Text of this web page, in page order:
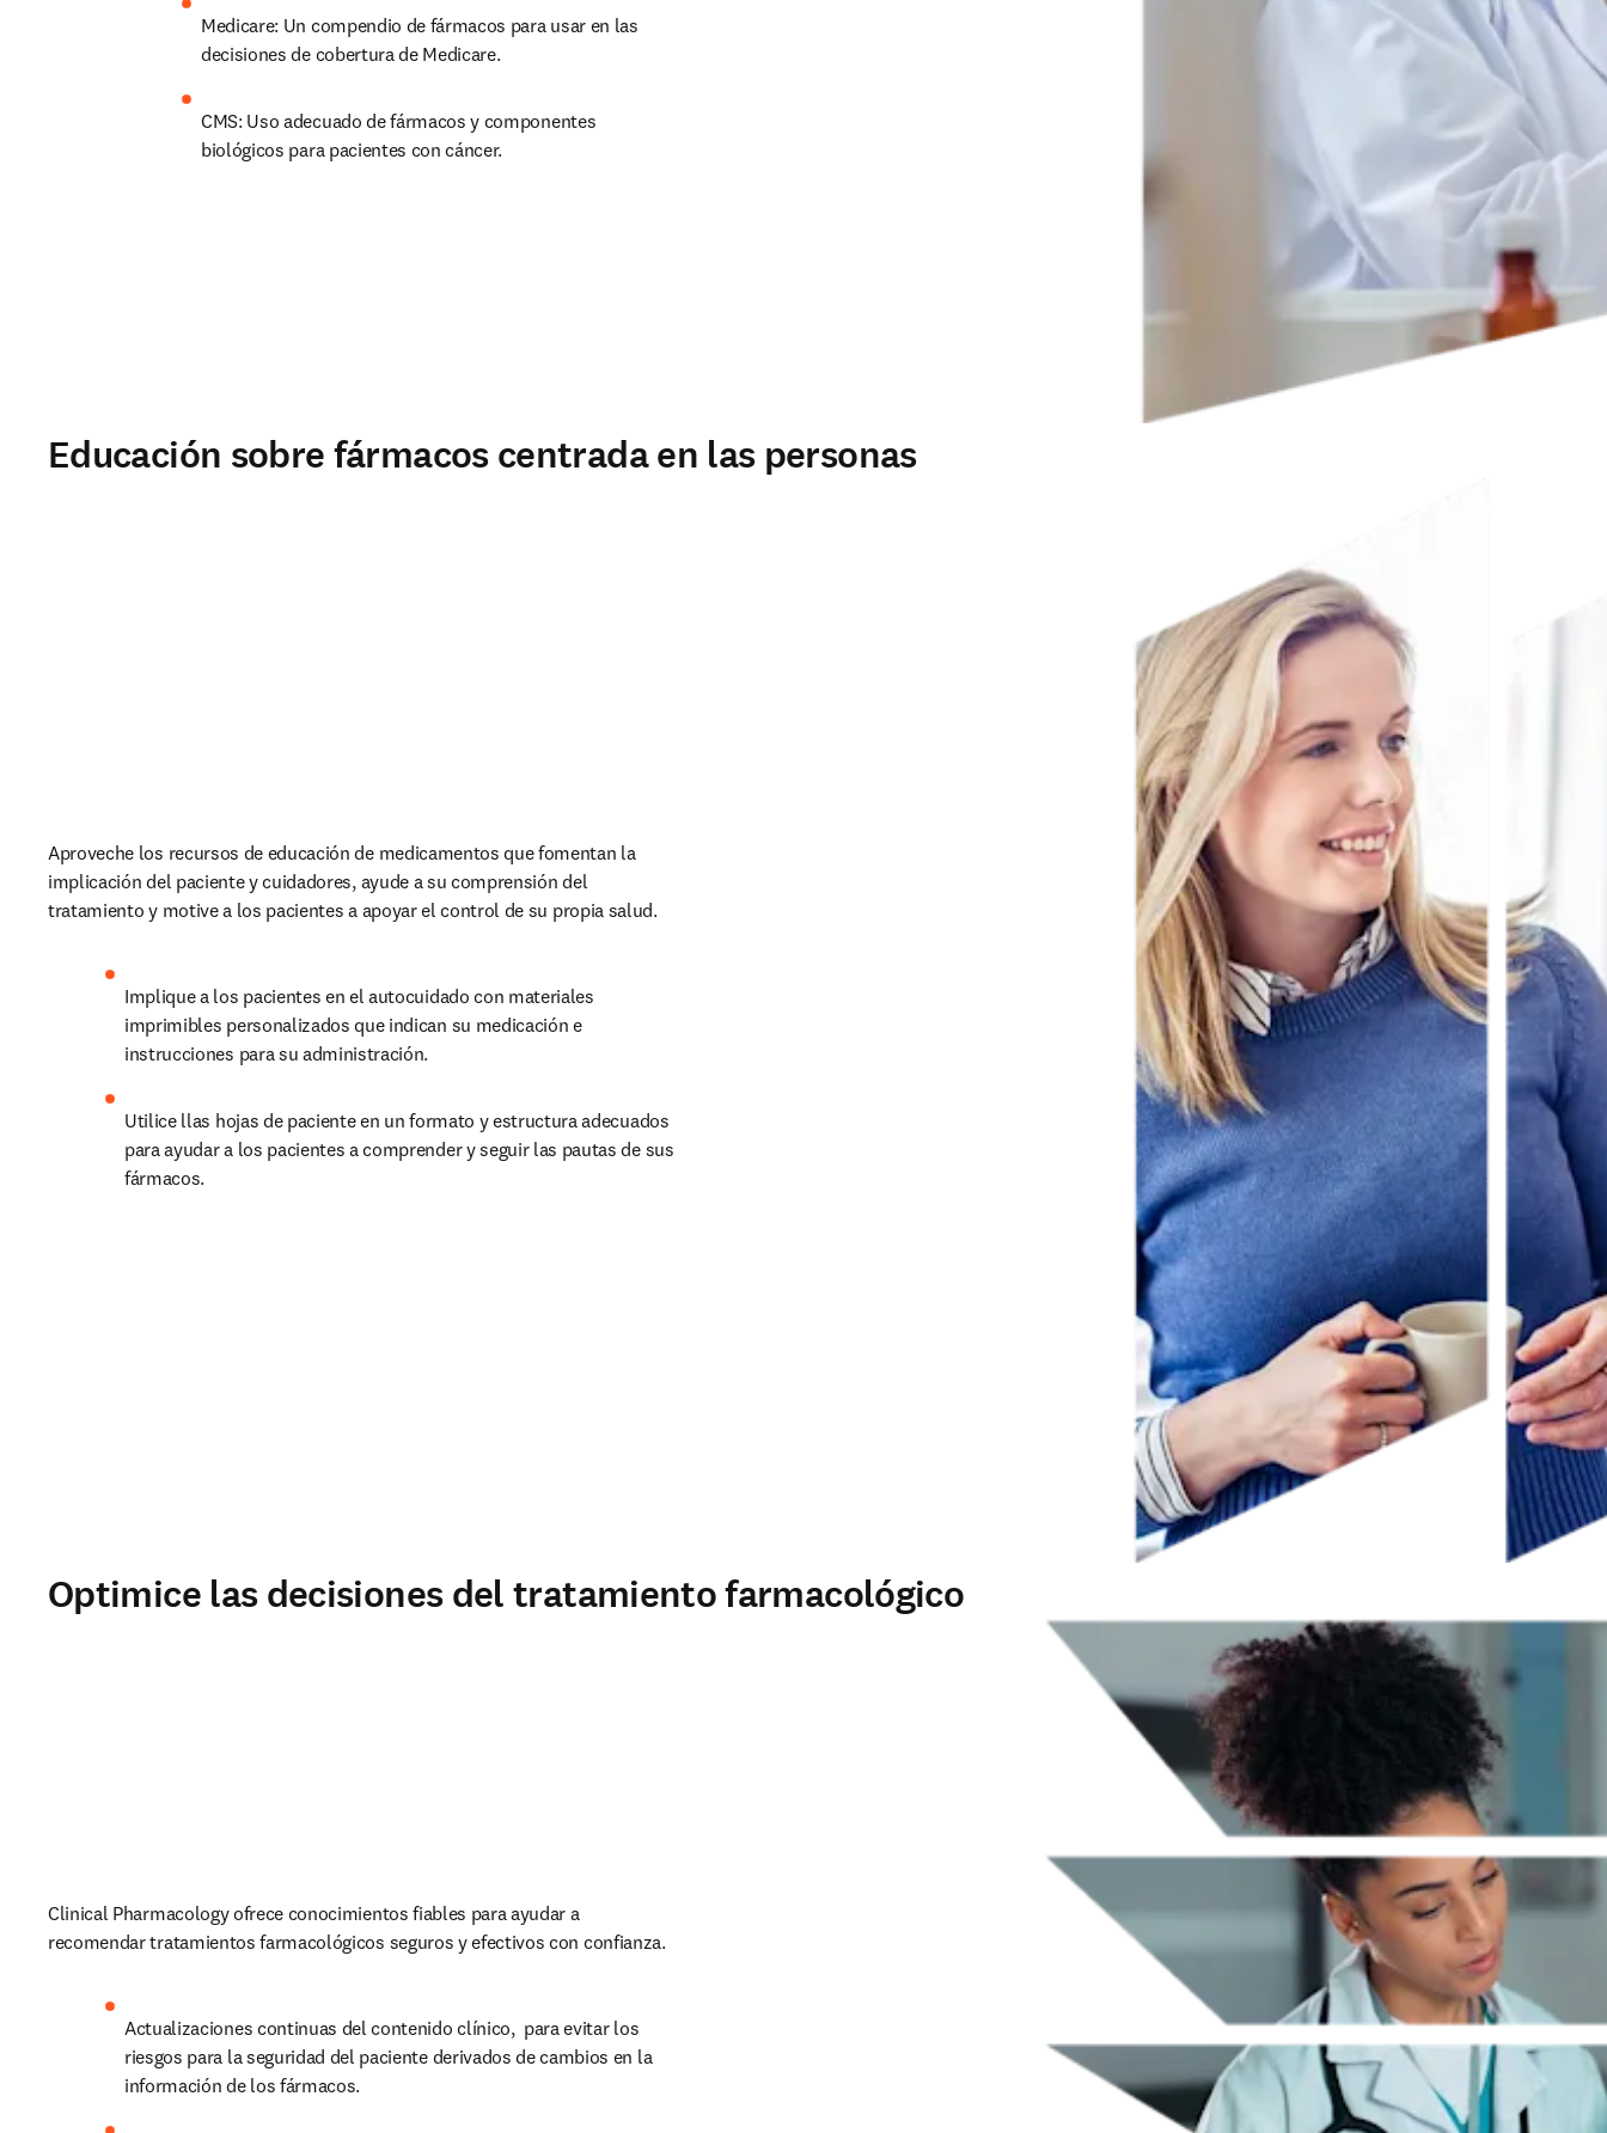
Medicare: Un compendio de fármacos para usar en las
decisiones de cobertura de Medicare.
CMS: Uso adecuado de fármacos y componentes
biológicos para pacientes con cáncer.
Educación sobre fármacos centrada en las personas
Aproveche los recursos de educación de medicamentos que fomentan la
implicación del paciente y cuidadores, ayude a su comprensión del
tratamiento y motive a los pacientes a apoyar el control de su propia salud.
Implique a los pacientes en el autocuidado con materiales
imprimibles personalizados que indican su medicación e
instrucciones para su administración.
Utilice llas hojas de paciente en un formato y estructura adecuados
para ayudar a los pacientes a comprender y seguir las pautas de sus
fármacos.
Optimice las decisiones del tratamiento farmacológico
Clinical Pharmacology ofrece conocimientos fiables para ayudar a
recomendar tratamientos farmacológicos seguros y efectivos con confianza.
Actualizaciones continuas del contenido clínico,  para evitar los
riesgos para la seguridad del paciente derivados de cambios en la
información de los fármacos.